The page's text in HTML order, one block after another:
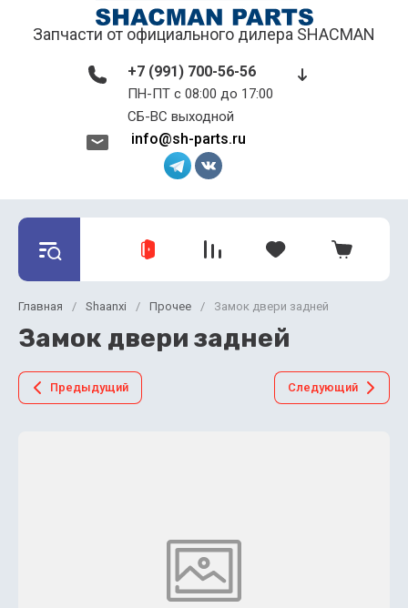
Запчасти от официального дилера SHACMAN
+7 (991) 700-56-56
ПН-ПТ с 08:00 до 17:00 ​​​​​​​
СБ-ВС выходной
info@sh-parts.ru
Главная / Shaanxi / Прочее / Замок двери задней
Замок двери задней
Предыдущий Следующий